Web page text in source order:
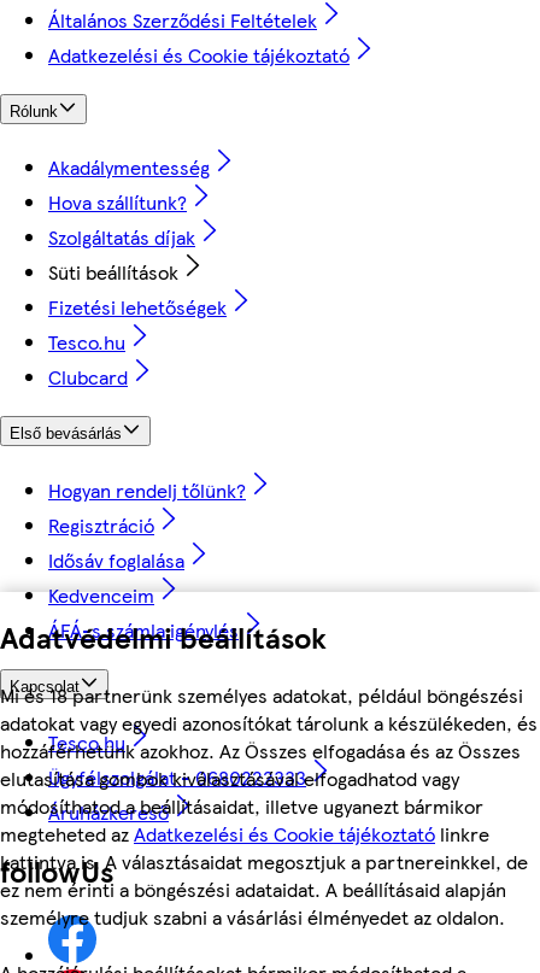
Adatvédelmi beállítások
Mi és 18 partnerünk személyes adatokat, például böngészési
adatokat vagy egyedi azonosítókat tárolunk a készülékeden, és
hozzáférhetünk azokhoz. Az Összes elfogadása és az Összes
elutasítása gombok kiválasztásával elfogadhatod vagy
módosíthatod a beállításaidat, illetve ugyanezt bármikor
megteheted azAdatkezelési és Cookie tájékoztató linkre
kattintva is. A választásaidat megosztjuk a partnereinkkel, de
ez nem érinti a böngészési adataidat. A beállításaid alapján
személyre tudjuk szabni a vásárlási élményedet az oldalon.
Általános Szerződési Feltételek
Adatkezelési és Cookie tájékoztató
Rólunk
Akadálymentesség
Hova szállítunk?
Szolgáltatás díjak
Süti beállítások
Fizetési lehetőségek
Tesco.hu
Clubcard
Első bevásárlás
Hogyan rendelj tőlünk?
Regisztráció
Idősáv foglalása
Kedvenceim
ÁFÁ-s számla igénylés
Kapcsolat
Tesco.hu
Ügyfélszolgálat - 0680222333
Áruházkereső
followUs